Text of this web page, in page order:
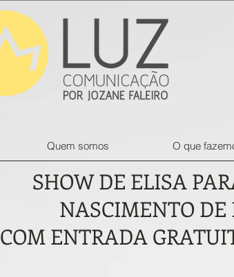
Quem somos O que
SHOW DE ELISA
NASCIMENTO DE
COM ENTRADA